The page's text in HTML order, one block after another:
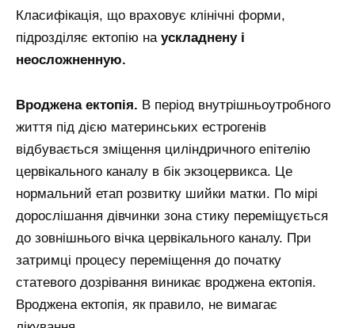
Класифікація, що враховує клінічні форми,
підрозділяє ектопію на ускладнену і
неосложненную.
Вроджена ектопія. В період внутрішньоутробного
життя під дією материнських естрогенів
відбувається зміщення циліндричного епітелію
цервікального каналу в бік экзоцервикса. Це
нормальний етап розвитку шийки матки. По мірі
дорослішання дівчинки зона стику переміщується
до зовнішнього вічка цервікального каналу. При
затримці процесу переміщення до початку
статевого дозрівання виникає вроджена ектопія.
Вроджена ектопія, як правило, не вимагає